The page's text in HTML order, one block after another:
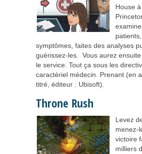
House à
symptômes, faites des analyses
guérissez-les. Vous aurez
le service. Tout ça sous les
caractériel médecin. Prenant (en
titré, éditeur : Ubisoft).
Throne Rush
Levez
menez-
victoire
milliers